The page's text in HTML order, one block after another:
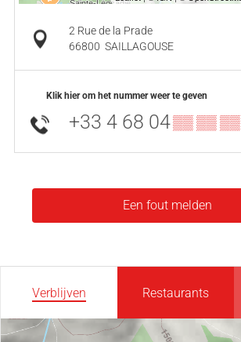
2 Rue de la Prade
66800 SAILLAGOUSE
Klik hier om het nummer weer te geven
+33 4 68 04▒▒ ▒▒ ▒▒
Een fout melden
Verblijven Restaurants